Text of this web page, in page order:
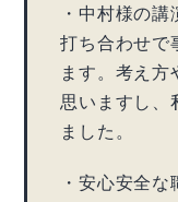
・中村様の
打ち合わせで
ます。考え方
思いますし、
ました。
・安心安全